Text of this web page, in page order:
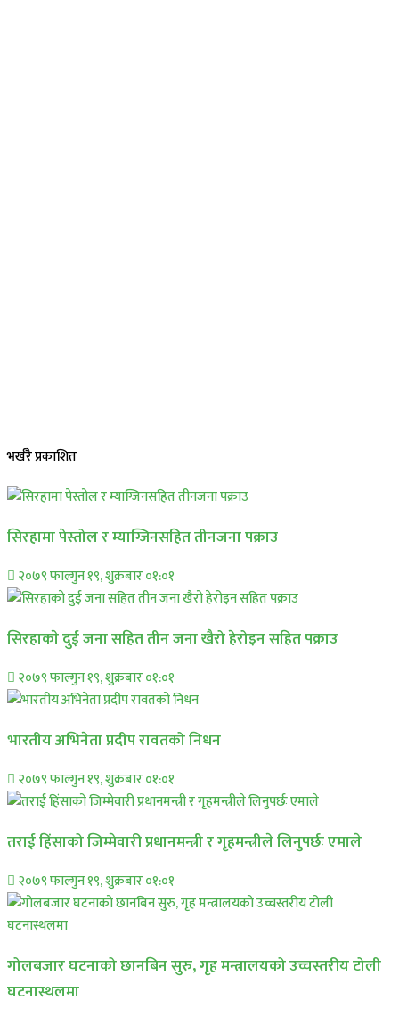
भर्खरै प्रकाशित
सिरहामा पेस्तोल र म्याग्जिनसहित तीनजना पक्राउ
२०७९ फाल्गुन १९, शुक्रबार ०१:०१
सिरहाकाे दुई जना सहित तीन जना खैरो हेरोइन सहित पक्राउ
२०७९ फाल्गुन १९, शुक्रबार ०१:०१
भारतीय अभिनेता प्रदीप रावतको निधन
२०७९ फाल्गुन १९, शुक्रबार ०१:०१
तराई हिंसाको जिम्मेवारी प्रधानमन्त्री र गृहमन्त्रीले लिनुपर्छः एमाले
२०७९ फाल्गुन १९, शुक्रबार ०१:०१
गोलबजार घटनाको छानबिन सुरु, गृह मन्त्रालयको उच्चस्तरीय टोली
घटनास्थलमा